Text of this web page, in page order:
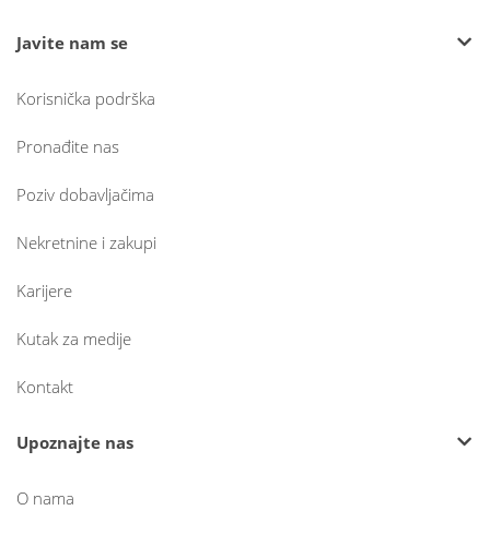
Javite nam se
Korisnička podrška
Pronađite nas
Poziv dobavljačima
Nekretnine i zakupi
Karijere
Kutak za medije
Kontakt
Upoznajte nas
O nama